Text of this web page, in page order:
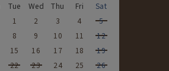
Tue Wed Thu Fri
Sat
1
2 3 4
5
8 9 10 11
12
15 16 17 18
19
22 23 24 25
26